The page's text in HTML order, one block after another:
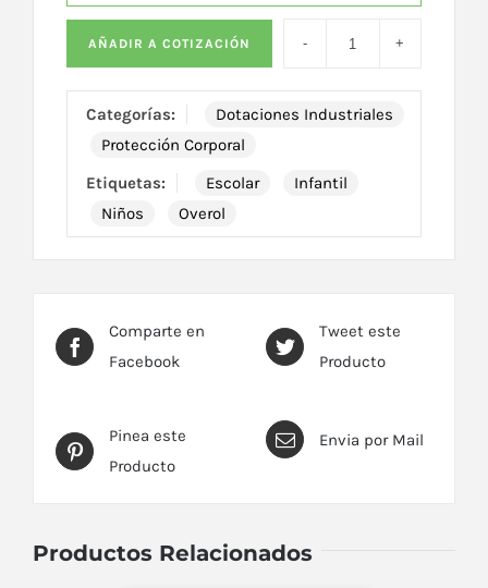
AÑADIR A COTIZACIÓN
Categorías:
Dotaciones Industriales
Protección Corporal
Etiquetas:
Escolar
Infantil
Niños
Overol
Comparte en
Facebook
Tweet este
Producto
Pinea este
Producto
Envia por Mail
Productos Relacionados